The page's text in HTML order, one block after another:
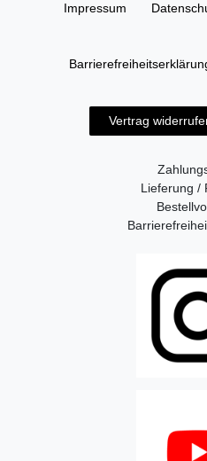
Impressum
Vertrag
Lieferung /